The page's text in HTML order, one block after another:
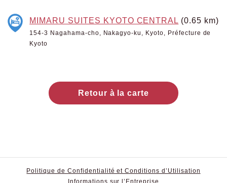
MIMARU SUITES KYOTO CENTRAL (0.65 km)
154-3 Nagahama-cho, Nakagyo-ku, Kyoto, Préfecture de
Kyoto
Retour à la carte
Politique de Confidentialité et Conditions d’Utilisation
Informations sur l’Entreprise